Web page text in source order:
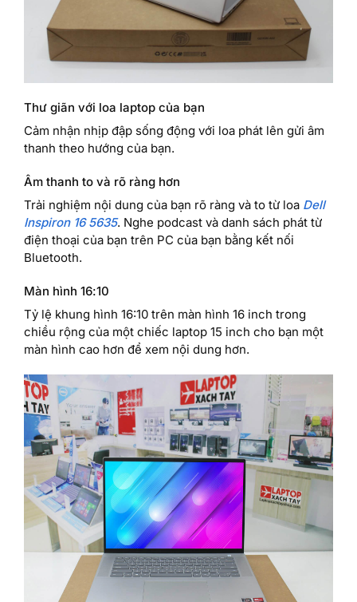
Thư giãn với loa laptop của bạn
Cảm nhận nhịp đập sống động với loa phát lên gửi âm
thanh theo hướng của bạn.
Âm thanh to và rõ ràng hơn
Trải nghiệm nội dung của bạn rõ ràng và to từ loa Dell
Inspiron 16 5635. Nghe podcast và danh sách phát từ
điện thoại của bạn trên PC của bạn bằng kết nối
Bluetooth.
Màn hình 16:10
Tỷ lệ khung hình 16:10 trên màn hình 16 inch trong
chiều rộng của một chiếc laptop 15 inch cho bạn một
màn hình cao hơn để xem nội dung hơn.